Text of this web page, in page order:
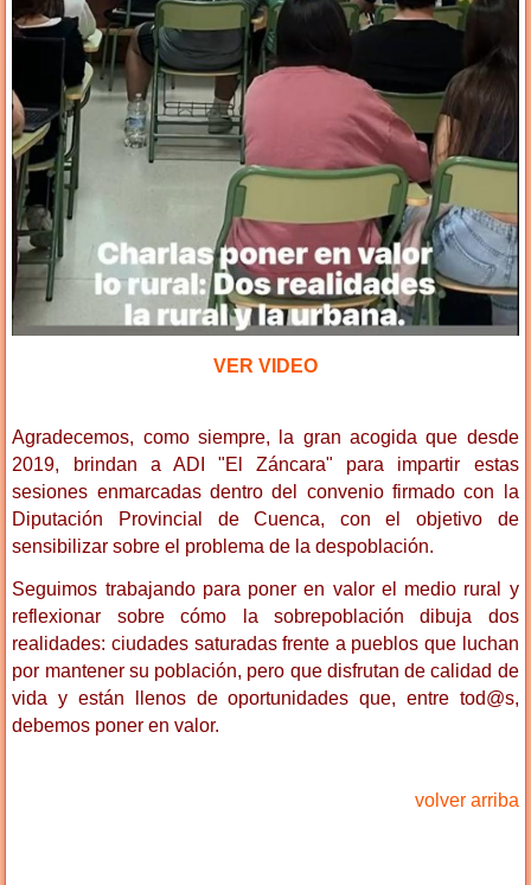
VER VIDEO
Agradecemos, como siempre, la gran acogida que desde
2019, brindan a ADI "El Záncara" para impartir estas
sesiones enmarcadas dentro del convenio firmado con la
Diputación Provincial de Cuenca, con el objetivo de
sensibilizar sobre el problema de la despoblación.
Seguimos trabajando para poner en valor el medio rural y
reflexionar sobre cómo la sobrepoblación dibuja dos
realidades: ciudades saturadas frente a pueblos que luchan
por mantener su población, pero que disfrutan de calidad de
vida y están llenos de oportunidades que, entre tod@s,
debemos poner en valor.
volver arriba